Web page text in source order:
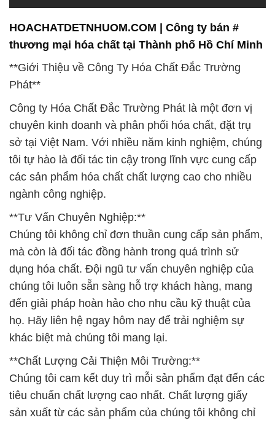
HOACHATDETNHUOM.COM | Công ty bán #
thương mại hóa chất tại Thành phố Hồ Chí Minh
**Giới Thiệu về Công Ty Hóa Chất Đắc Trường
Phát**
Công ty Hóa Chất Đắc Trường Phát là một đơn vị
chuyên kinh doanh và phân phối hóa chất, đặt trụ
sở tại Việt Nam. Với nhiều năm kinh nghiệm, chúng
tôi tự hào là đối tác tin cậy trong lĩnh vực cung cấp
các sản phẩm hóa chất chất lượng cao cho nhiều
ngành công nghiệp.
**Tư Vấn Chuyên Nghiệp:**
Chúng tôi không chỉ đơn thuần cung cấp sản phẩm,
mà còn là đối tác đồng hành trong quá trình sử
dụng hóa chất. Đội ngũ tư vấn chuyên nghiệp của
chúng tôi luôn sẵn sàng hỗ trợ khách hàng, mang
đến giải pháp hoàn hảo cho nhu cầu kỹ thuật của
họ. Hãy liên hệ ngay hôm nay để trải nghiệm sự
khác biệt mà chúng tôi mang lại.
**Chất Lượng Cải Thiện Môi Trường:**
Chúng tôi cam kết duy trì mỗi sản phẩm đạt đến các
tiêu chuẩn chất lượng cao nhất. Chất lượng giấy
sản xuất từ các sản phẩm của chúng tôi không chỉ